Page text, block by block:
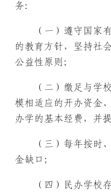
务：
（一）遵守国家
的教育方针，坚持社
公益性原则；
（二）缴足与学
模相适应的开办资金
办学的基本经费，并
（三）每年按时
金缺口；
（四）民办学校